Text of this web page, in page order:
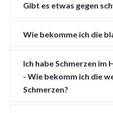
Gibt es etwas gegen
Wie bekomme ich die
Ich habe Schmerzen im
- Wie bekomm ich die
Schmerzen?